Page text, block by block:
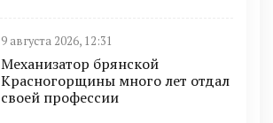
9 августа 2026, 12:31
Механизатор брянской
Красногорщины много лет отдал
своей профессии